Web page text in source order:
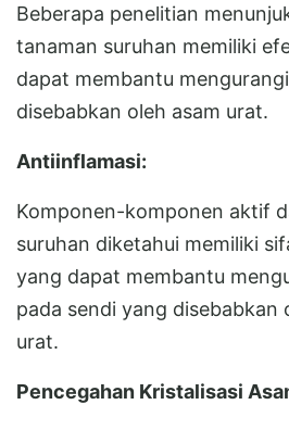
Beberapa penelitian
tanaman suruhan memiliki
dapat membantu
disebabkan oleh asam urat.
Antiinflamasi:
Komponen-komponen aktif
suruhan diketahui memiliki
yang dapat membantu
pada sendi yang disebabkan
urat.
Pencegahan Kristalisasi